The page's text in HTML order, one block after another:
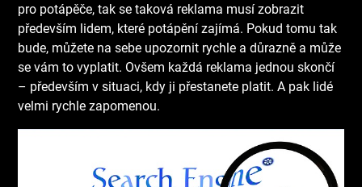
pro potápěče, tak se taková reklama musí zobrazit
především lidem, které potápění zajímá. Pokud tomu tak
bude, můžete na sebe upozornit rychle a důrazně a může
se vám to vyplatit. Ovšem každá reklama jednou skončí
– především v situaci, kdy ji přestanete platit. A pak lidé
velmi rychle zapomenou.